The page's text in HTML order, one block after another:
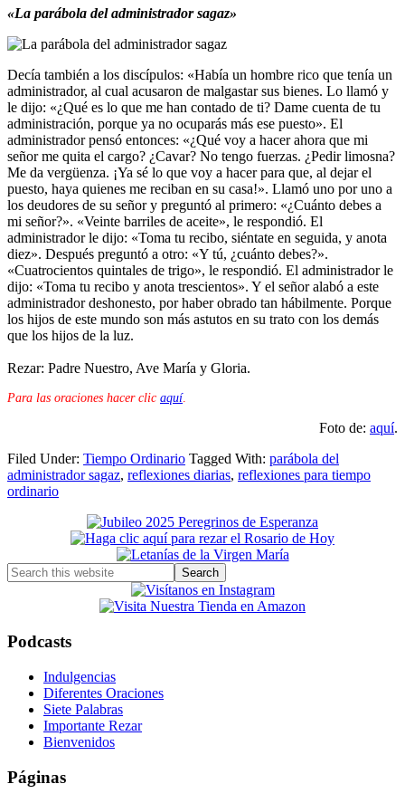
«La parábola del administrador sagaz»
Decía también a los discípulos: «Había un hombre rico que tenía un
administrador, al cual acusaron de malgastar sus bienes. Lo llamó y
le dijo: «¿Qué es lo que me han contado de ti? Dame cuenta de tu
administración, porque ya no ocuparás más ese puesto». El
administrador pensó entonces: «¿Qué voy a hacer ahora que mi
señor me quita el cargo? ¿Cavar? No tengo fuerzas. ¿Pedir limosna?
Me da vergüenza. ¡Ya sé lo que voy a hacer para que, al dejar el
puesto, haya quienes me reciban en su casa!». Llamó uno por uno a
los deudores de su señor y preguntó al primero: «¿Cuánto debes a
mi señor?». «Veinte barriles de aceite», le respondió. El
administrador le dijo: «Toma tu recibo, siéntate en seguida, y anota
diez». Después preguntó a otro: «Y tú, ¿cuánto debes?».
«Cuatrocientos quintales de trigo», le respondió. El administrador le
dijo: «Toma tu recibo y anota trescientos». Y el señor alabó a este
administrador deshonesto, por haber obrado tan hábilmente. Porque
los hijos de este mundo son más astutos en su trato con los demás
que los hijos de la luz.
Rezar: Padre Nuestro, Ave María y Gloria.
Para las oraciones hacer clic aquí.
Foto de: aquí.
Filed Under: Tiempo Ordinario Tagged With: parábola del
administrador sagaz, reflexiones diarias, reflexiones para tiempo
ordinario
Primary
Sidebar
Search
this
Podcasts
Indulgencias
Diferentes Oraciones
Siete Palabras
Importante Rezar
Bienvenidos
Páginas